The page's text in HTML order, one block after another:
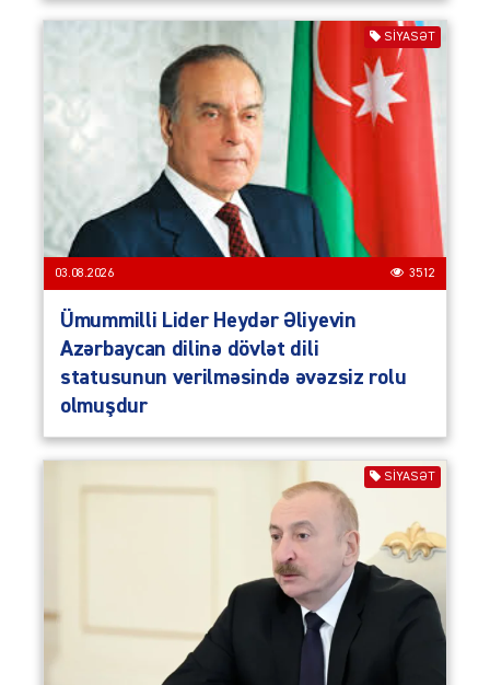
SIYASƏT
03.08.2026 3512
Ümummilli Lider Heydər Əliyevin
Azərbaycan dilinə dövlət dili
statusunun verilməsində əvəzsiz rolu
olmuşdur
SIYASƏT